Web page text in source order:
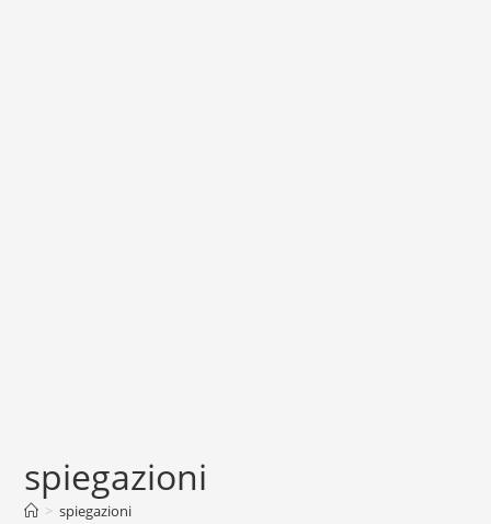
spiegazioni
> spiegazioni